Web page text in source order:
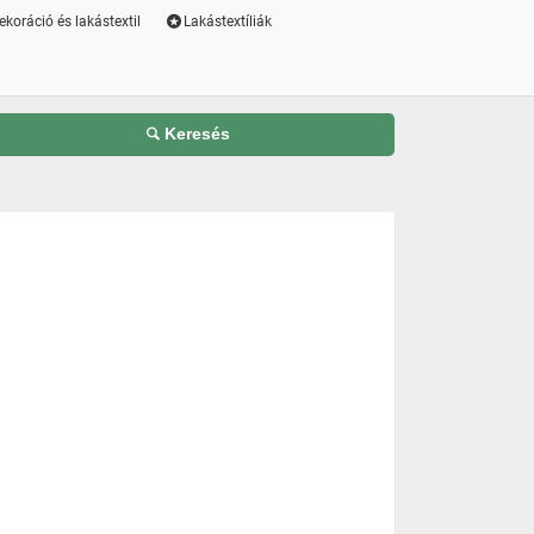
és lakástextil Lakástextíliák
Keresés